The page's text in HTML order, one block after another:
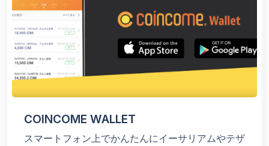
COINCOME WALLET
スマートフォン上でかんたんにイーサリアムやテザ